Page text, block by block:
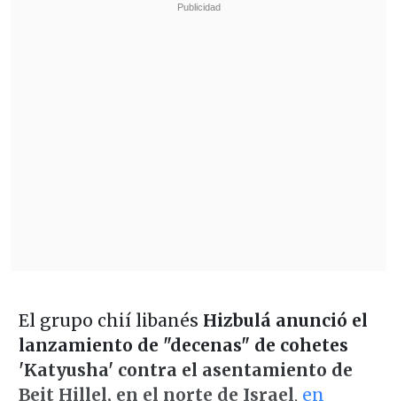
El grupo chií libanés Hizbulá anunció el
lanzamiento de "decenas" de cohetes
'Katyusha' contra el asentamiento de
Beit Hillel, en el norte de Israel, en